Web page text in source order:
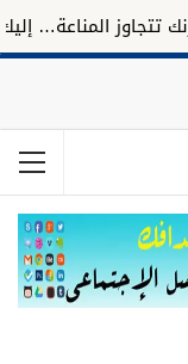
المناعة… إليك